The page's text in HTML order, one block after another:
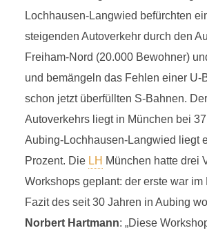
Lochhausen-Langwied befürchten
steigenden Autoverkehr durch den
Freiham-Nord (20.000 Bewohner)
und bemängeln das Fehlen einer U-
schon jetzt überfüllten S-Bahnen.
Autoverkehrs liegt in München bei
Aubing-Lochhausen-Langwied liegt
Prozent. Die LH München hatte drei
Workshops geplant: der erste war im
Fazit des seit 30 Jahren in Aubing
Norbert Hartmann: „Diese